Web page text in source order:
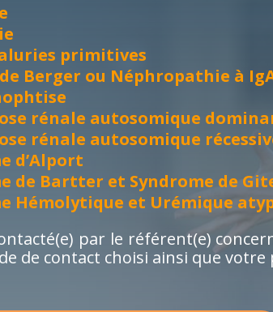
primitives
Berger ou Néphropathie à
rénale autosomique
rénale autosomique
d’Alport
de Bartter et Syndrome de
Hémolytique et Urémique
par le référent(e)
de contact choisi ainsi que votre